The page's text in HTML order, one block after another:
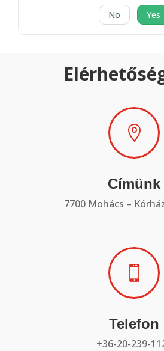
No Yes

Címünk
7700 Mohács –

Telefon
+36-20-239-